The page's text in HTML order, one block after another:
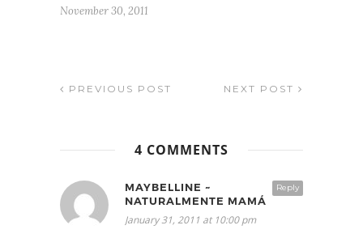
November 30, 2011
PREVIOUS POST NEXT POST
4 COMMENTS
Reply
MAYBELLINE ~
NATURALMENTE MAMÁ
January 31, 2011 at 10:00 pm